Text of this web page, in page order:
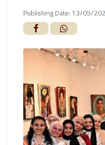
Publishing Date: 13/05/